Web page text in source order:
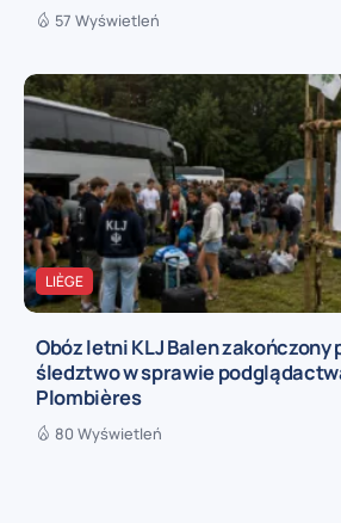
57 Wyświetleń
LIÈGE
Obóz letni KLJ Balen zakończony
śledztwo w sprawie
Plombières
80 Wyświetleń